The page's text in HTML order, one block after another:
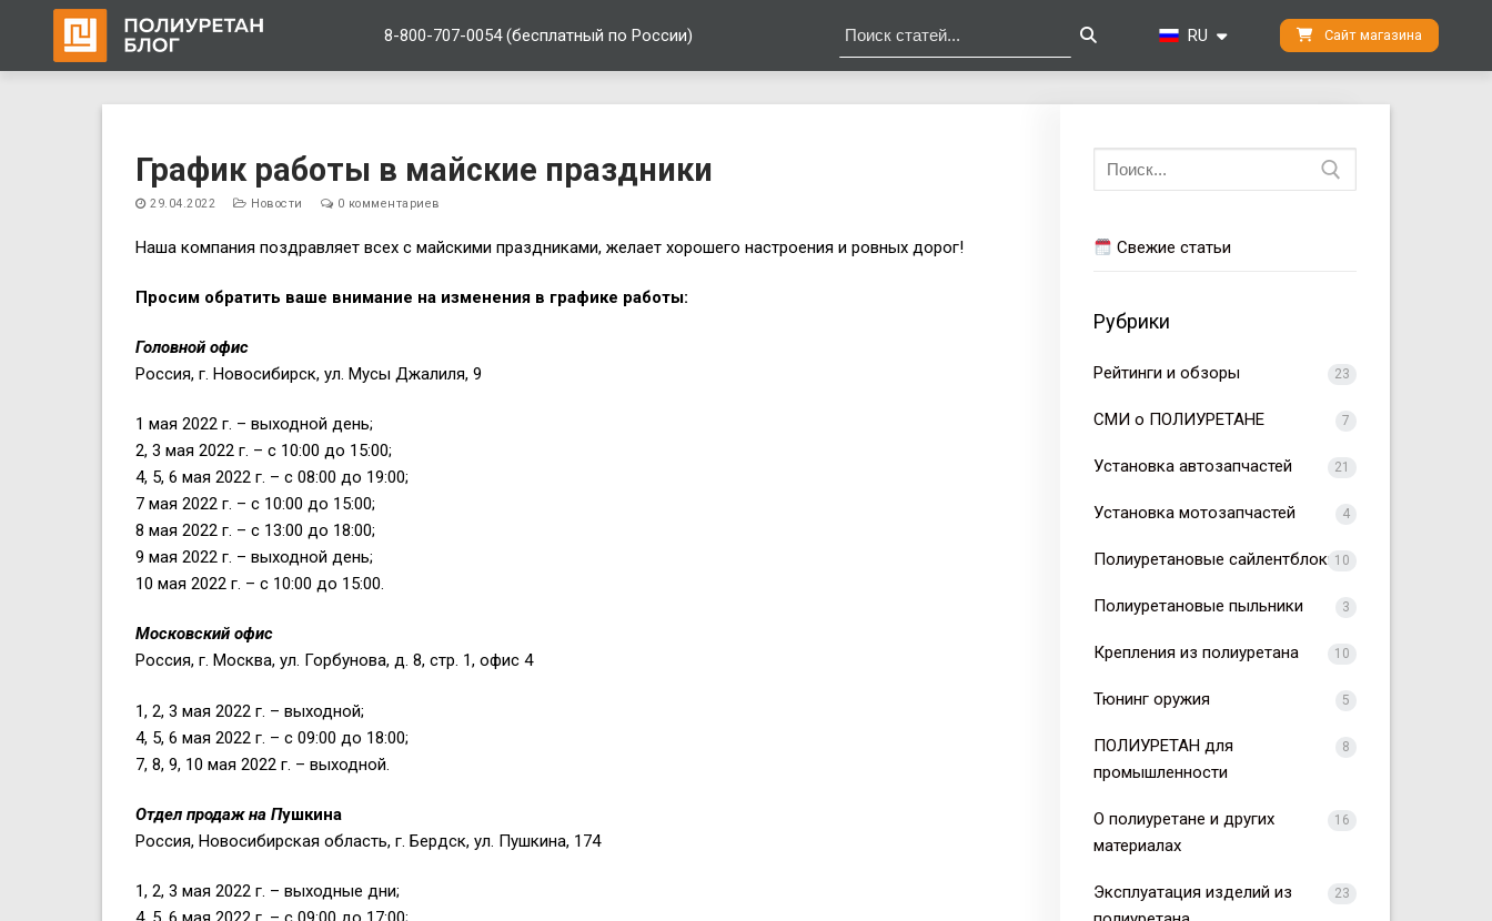
8-800-707-0054 (бесплатный по России) RU Сайт магазина
содержимому
График работы в майские праздники
29.04.2022 Новости 0 комментариев
Наша компания поздравляет всех с майскими праздниками, желает хорошего настроения и ровных дорог!
Просим обратить ваше внимание на изменения в графике работы:
Головной офис
Россия, г. Новосибирск, ул. Мусы Джалиля, 9
1 мая 2022 г. – выходной день;
2, 3 мая 2022 г. – с 10:00 до 15:00;
4, 5, 6 мая 2022 г. – с 08:00 до 19:00;
7 мая 2022 г. – с 10:00 до 15:00;
8 мая 2022 г. – с 13:00 до 18:00;
9 мая 2022 г. – выходной день;
10 мая 2022 г. – с 10:00 до 15:00.
Московский офис
Россия, г. Москва, ул. Горбунова, д. 8, стр. 1, офис 4
1, 2, 3 мая 2022 г. – выходной;
4, 5, 6 мая 2022 г. – с 09:00 до 18:00;
7, 8, 9, 10 мая 2022 г. – выходной.
Отдел продаж на Пушкина
Россия, Новосибирская область, г. Бердск, ул. Пушкина, 174
1, 2, 3 мая 2022 г. – выходные дни;
Искать:
Свежие статьи
Рубрики
Рейтинги и обзоры 23
СМИ о ПОЛИУРЕТАНЕ 7
Установка автозапчастей 21
Установка мотозапчастей 4
Полиуретановые сайлентблоки10
Полиуретановые пыльники 3
Крепления из полиуретана 10
Тюнинг оружия 5
ПОЛИУРЕТАН для
промышленности
8
О полиуретане и других
материалах
16
Эксплуатация изделий из
23